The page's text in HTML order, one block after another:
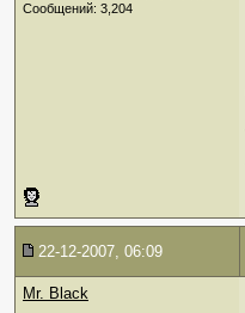
Сообщений: 3,204
22-12-2007, 06:09
Mr. Black